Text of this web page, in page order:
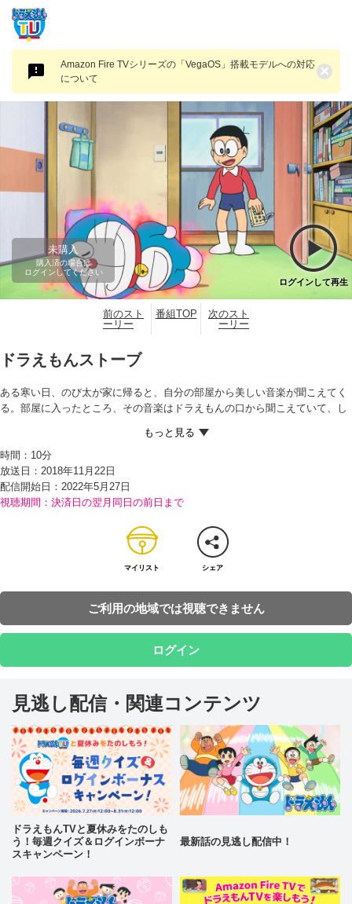
Amazon Fire TVシリーズの「VegaOS」搭載モデルへの対応
について
×
未購入
購入済の場合は
ログインしてください
ログインして再生
前のスト
ーリー
番組TOP
次のスト
ーリー
ドラえもんストーブ
ある寒い日、のび太が家に帰ると、自分の部屋から美しい音楽が聞こえてく
る。部屋に入ったところ、その音楽はドラえもんの口から聞こえていて、し
近くにあった機械のスイッチを止め、同時に音も止まった。
ドラえもんは、いろいろな機械の持っている能力（のうりょく）を人間にう
つすことができる『機械化機』を使って、ステレオの力を自分の体にうつし
ていたのだという。そして、アイロンがこわれてこまっているママのため
に、アイロンの能力をママの右手にうつしてあげる。
のび太は、お湯をわかしてカップラーメンを作り、食べ始める。目が覚めた
ドラえもんにおこられたのび太は、まどの外を飛んでいるリモコン飛行機を
見て、ドラえもんにうつすことを思いつく。
び太。ところが、意外に操縦（そうじゅう）がむずかしく、スネ夫のリモコ
ン飛行機とぶつかってしまい…！？
時間： 10分
放送日：2018年11月22日
配信開始日： 2022年5月27日
視聴期間：決済日の翌月同日の前日まで
マイリスト シェア
ご利用の地域では視聴できません
ログイン
見逃し配信・関連コンテンツ
ドラえもんTVと夏休みをたのしも
う！毎週クイズ＆ログインボーナ
スキャンペーン！
最新話の見逃し配信中！